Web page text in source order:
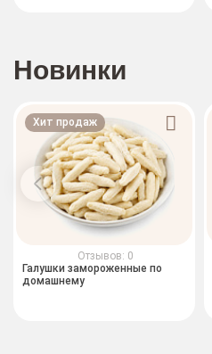
Новинки
Хит продаж
Отзывов: 0
Галушки замороженные по
домашнему